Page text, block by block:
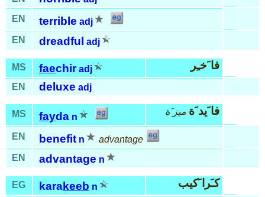
EN
terrible adj
EN
dreadful adj
MS faechir adj فا َخـِر
EN deluxe adj
MS fayda n فا َيد َة ميز َة
EN benefit n
advantage
EN
advantage n
EG karakeeb n كـَرا َكيب